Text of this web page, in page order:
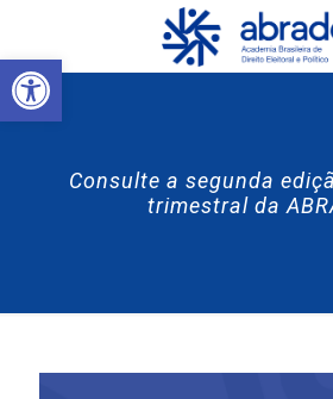
Abrir a barra de ferramentas
Consulte a segunda
trimestral da